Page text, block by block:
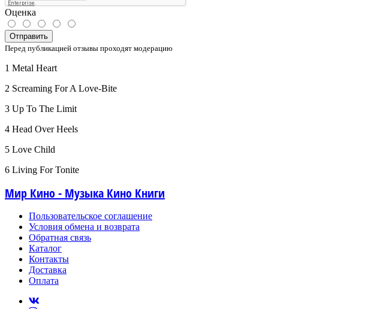
Оценка
Отправить
Перед публикацией отзывы проходят модерацию
1 Metal Heart
2 Screaming For A Love-Bite
3 Up To The Limit
4 Head Over Heels
5 Love Child
6 Living For Tonite
Мир Кино - Музыка Кино Книги
Пользовательское соглашение
Условия обмена и возврата
Обратная связь
Каталог
Контакты
Доставка
Оплата